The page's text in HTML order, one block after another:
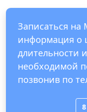
Записаться на
информация о
длительности
необходимой
позвонив по